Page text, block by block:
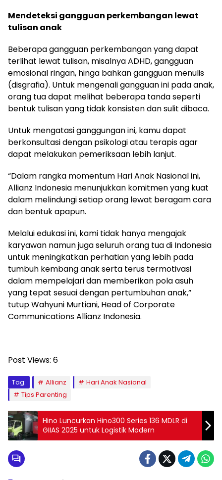
Mendeteksi gangguan perkembangan lewat
tulisan anak
Beberapa gangguan perkembangan yang dapat
terlihat lewat tulisan, misalnya ADHD, gangguan
emosional ringan, hinga bahkan gangguan menulis
(disgrafia). Untuk mengenali gangguan ini pada anak,
orang tua dapat melihat beberapa tanda seperti
bentuk tulisan yang tidak konsisten dan sulit dibaca.
Untuk mengatasi ganggungan ini, kamu dapat
berkonsultasi dengan psikologi atau terapis agar
dapat melakukan pemeriksaan lebih lanjut.
“Dalam rangka momentum Hari Anak Nasional ini,
Allianz Indonesia menunjukkan komitmen yang kuat
dalam melindungi setiap orang lewat beragam cara
dan bentuk apapun.
Melalui edukasi ini, kami tidak hanya mengajak
karyawan namun juga seluruh orang tua di Indonesia
untuk meningkatkan perhatian yang lebih pada
tumbuh kembang anak serta terus termotivasi
dalam mempelajari dan memberikan pola asuh
yang tepat sesuai dengan pertumbuhan anak,”
tutup Wahyuni Murtiani, Head of Corporate
Communications Allianz Indonesia.
Post Views: 6
Tag: Allianz
Hari Anak Nasional
Tips Parenting
Hino Luncurkan Hino300 Series 136 MDLR di
GIIAS 2025 untuk Logistik Modern